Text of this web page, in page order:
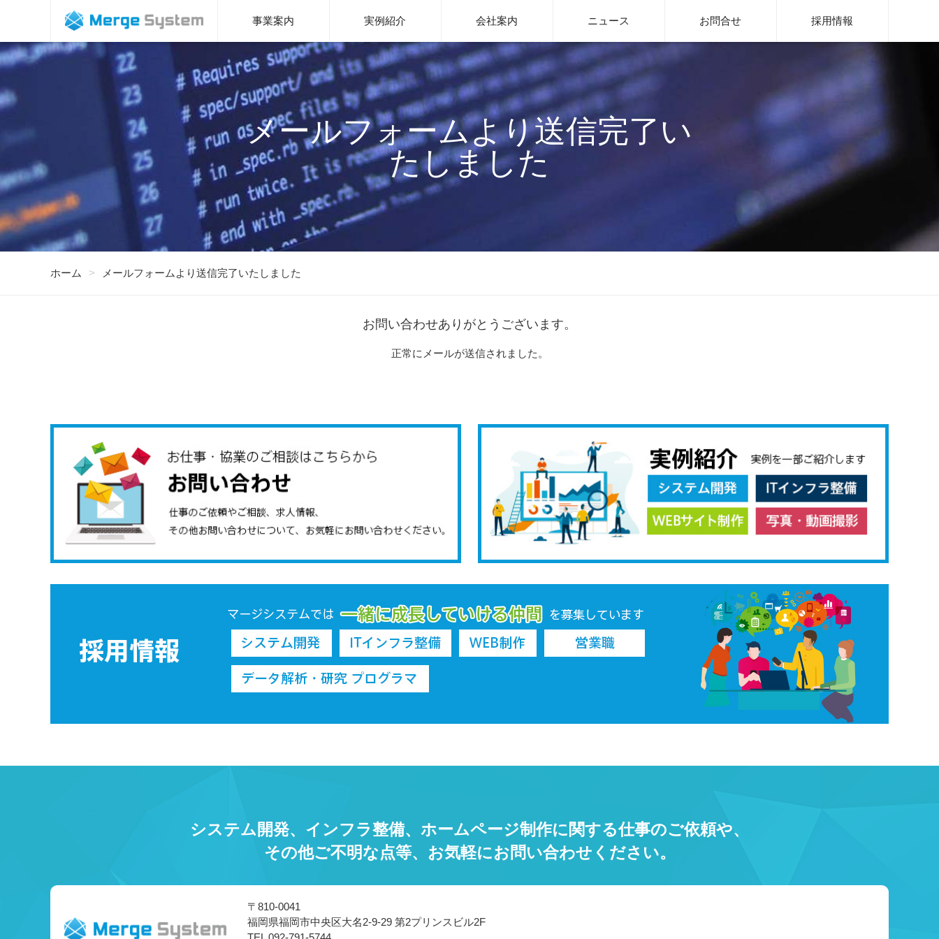
福岡で、システム開発、WEBサイト制作、ITインフラ整備はお任せください｜Merge System
事業案内 実例紹介 会社案内 ニュース お問合せ 採用情報
メールフォームより送信完了い
たしました
ホーム メールフォームより送信完了いたしました
お問い合わせありがとうございます。
正常にメールが送信されました。
システム開発、インフラ整備、ホームページ制作に関する仕事のご依頼や、
その他ご不明な点等、お気軽にお問い合わせください。
〒810-0041
福岡県福岡市中央区大名2-9-29 第2プリンスビル2F